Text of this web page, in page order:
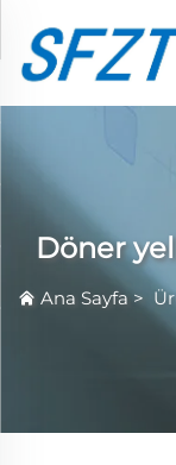
Döner
Ana Sayfa>